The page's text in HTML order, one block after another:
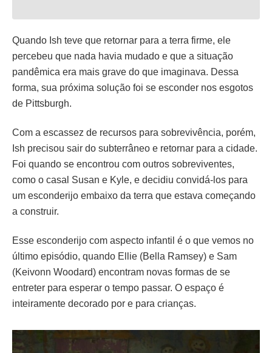
Quando Ish teve que retornar para a terra firme, ele
percebeu que nada havia mudado e que a situação
pandêmica era mais grave do que imaginava. Dessa
forma, sua próxima solução foi se esconder nos esgotos
de Pittsburgh.
Com a escassez de recursos para sobrevivência, porém,
Ish precisou sair do subterrâneo e retornar para a cidade.
Foi quando se encontrou com outros sobreviventes,
como o casal Susan e Kyle, e decidiu convidá-los para
um esconderijo embaixo da terra que estava começando
a construir.
Esse esconderijo com aspecto infantil é o que vemos no
último episódio, quando Ellie (Bella Ramsey) e Sam
(Keivonn Woodard) encontram novas formas de se
entreter para esperar o tempo passar. O espaço é
inteiramente decorado por e para crianças.